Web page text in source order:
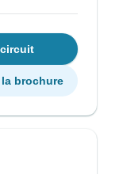
brochure